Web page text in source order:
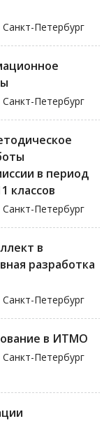
Петербург
Петербург
в период
классов
Петербург
в
разработка
Петербург
в ИТМО
Петербург